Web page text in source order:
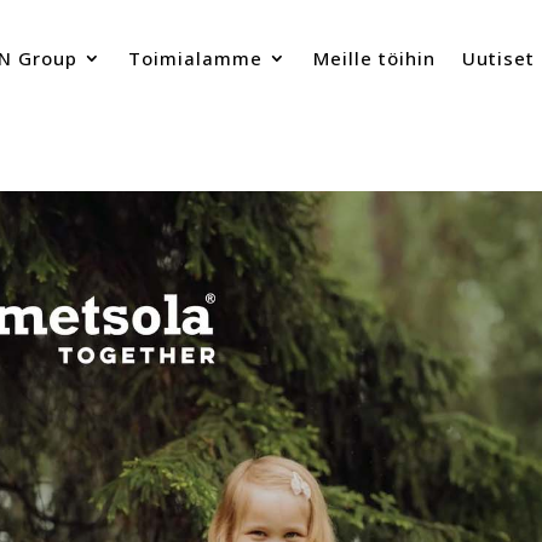
Group Toimialamme Meille töihin Uutiset